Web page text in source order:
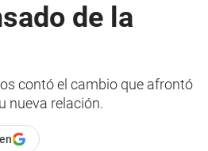
de la
contó el cambio que afrontó
nueva relación.